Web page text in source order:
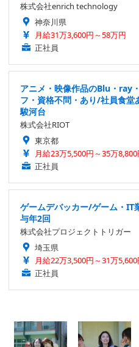
株式会社enrich technology
神奈川県
月給31万3,600円～58万円
正社員
アニメ・映像作品のBlu・ray
フ・資格不問・あり/社員食
駿河台
株式会社RIOT
東京都
月給23万5,500円～35万8,800
正社員
ゲームデバッカー/ゲーム・
与年2回
株式会社プロジェクトトリガー
埼玉県
月給22万3,500円～31万5,600
正社員